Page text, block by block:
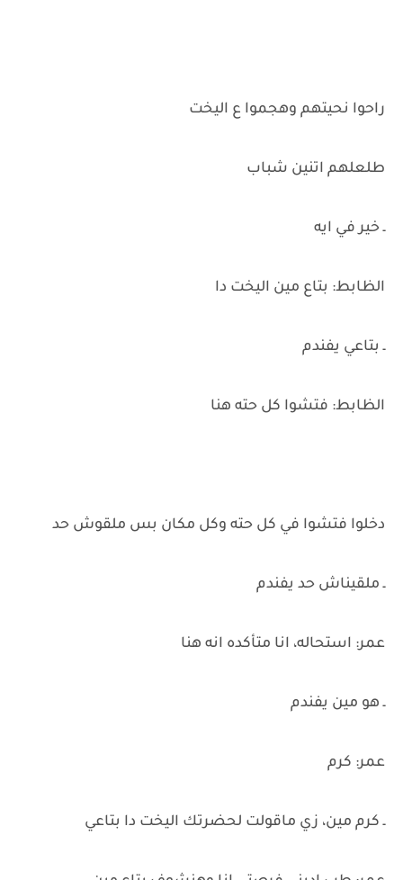
راحوا نحيتهم وهجموا ع اليخت
طلعلهم اتنين شباب
ـ خير في ايه
الظابط: بتاع مين اليخت دا
ـ بتاعي يفندم
الظابط: فتشوا كل حته هنا
دخلوا فتشوا في كل حته وكل مكان بس ملقوش حد
ـ ملقيناش حد يفندم
عمر: استحاله، انا متأكده انه هنا
ـ هو مين يفندم
عمر: كرم
ـ كرم مين، زي ماقولت لحضرتك اليخت دا بتاعي